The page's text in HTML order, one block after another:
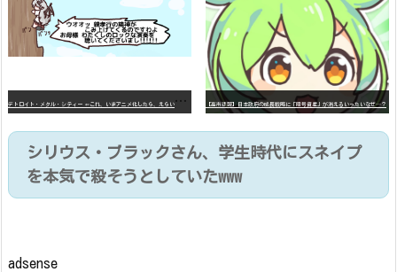
デ
トロイト・メタル・シティー ⇐これ、いまアニメ化したら、えらいことになってたよな？ 【高市悲報】日本政府の成長戦略に「暗号資産」が消えるいったいなぜ…？
シリウス・ブラックさん、学生時代にスネイプ
を本気で殺そうとしていたwww
adsense